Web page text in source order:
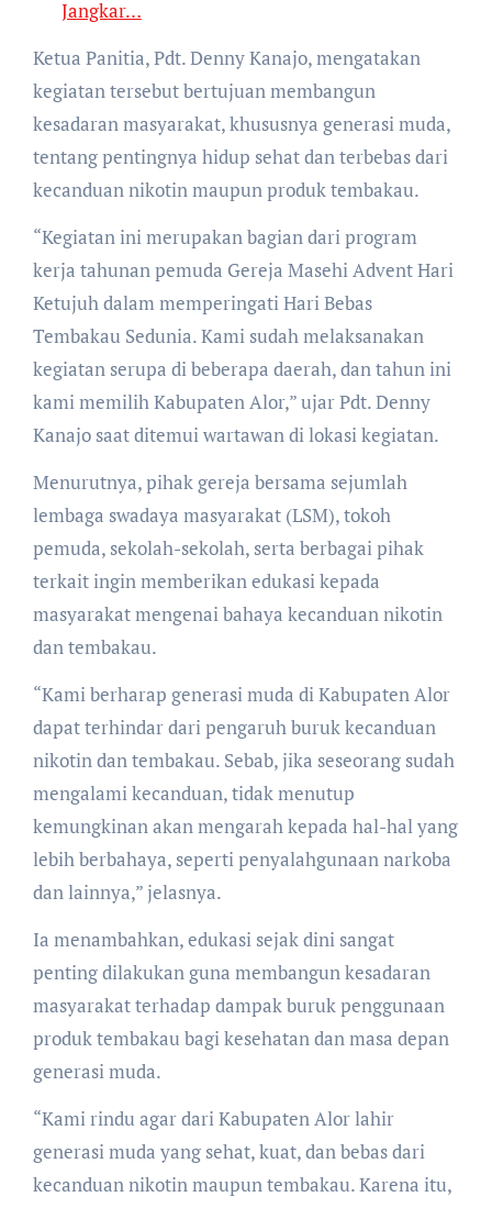
Jangkar…
Ketua Panitia, Pdt. Denny Kanajo, mengatakan
kegiatan tersebut bertujuan membangun
kesadaran masyarakat, khususnya generasi muda,
tentang pentingnya hidup sehat dan terbebas dari
kecanduan nikotin maupun produk tembakau.
“Kegiatan ini merupakan bagian dari program
kerja tahunan pemuda Gereja Masehi Advent Hari
Ketujuh dalam memperingati Hari Bebas
Tembakau Sedunia. Kami sudah melaksanakan
kegiatan serupa di beberapa daerah, dan tahun ini
kami memilih Kabupaten Alor,” ujar Pdt. Denny
Kanajo saat ditemui wartawan di lokasi kegiatan.
Menurutnya, pihak gereja bersama sejumlah
lembaga swadaya masyarakat (LSM), tokoh
pemuda, sekolah-sekolah, serta berbagai pihak
terkait ingin memberikan edukasi kepada
masyarakat mengenai bahaya kecanduan nikotin
dan tembakau.
“Kami berharap generasi muda di Kabupaten Alor
dapat terhindar dari pengaruh buruk kecanduan
nikotin dan tembakau. Sebab, jika seseorang sudah
mengalami kecanduan, tidak menutup
kemungkinan akan mengarah kepada hal-hal yang
lebih berbahaya, seperti penyalahgunaan narkoba
dan lainnya,” jelasnya.
Ia menambahkan, edukasi sejak dini sangat
penting dilakukan guna membangun kesadaran
masyarakat terhadap dampak buruk penggunaan
produk tembakau bagi kesehatan dan masa depan
generasi muda.
“Kami rindu agar dari Kabupaten Alor lahir
generasi muda yang sehat, kuat, dan bebas dari
kecanduan nikotin maupun tembakau. Karena itu,